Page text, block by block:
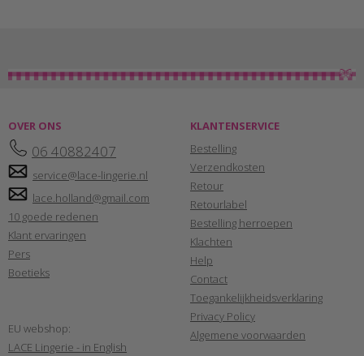
OVER ONS
06 40882407
service@lace-lingerie.nl
lace.holland@gmail.com
10 goede redenen
Klant ervaringen
Pers
Boetieks
EU webshop:
LACE Lingerie - in English
KLANTENSERVICE
Bestelling
Verzendkosten
Retour
Retourlabel
Bestelling herroepen
Klachten
Help
Contact
Toegankelijkheidsverklaring
Privacy Policy
Algemene voorwaarden